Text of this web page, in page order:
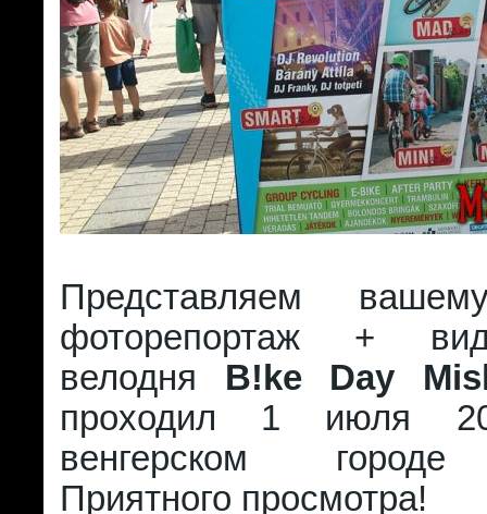
Представляем
фоторепортаж +
велодня B!ke Day
проходил 1 июля
венгерском
Приятного просмотра!